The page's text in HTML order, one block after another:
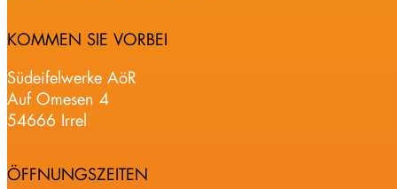
KOMMEN SIE VORBEI
Südeifelwerke AöR
Auf Omesen 4
54666 Irrel
ÖFFNUNGSZEITEN